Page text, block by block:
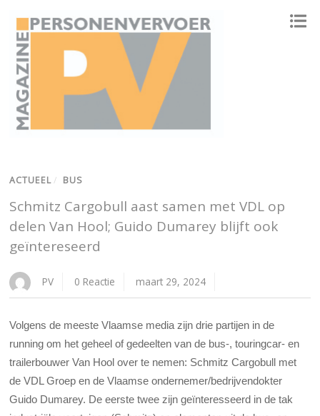
ACTUEEL / BUS
Schmitz Cargobull aast samen met VDL op
delen Van Hool; Guido Dumarey blijft ook
geïntereseerd
PV 0 Reactie maart 29, 2024
Volgens de meeste Vlaamse media zijn drie partijen in de
running om het geheel of gedeelten van de bus-, touringcar- en
trailerbouwer Van Hool over te nemen: Schmitz Cargobull met
de VDL Groep en de Vlaamse ondernemer/bedrijvendokter
Guido Dumarey. De eerste twee zijn geïnteresseerd in de tak